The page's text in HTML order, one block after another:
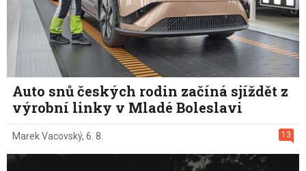
Auto snů českých rodin začíná sjíždět z
výrobní linky v Mladé Boleslavi
13
Marek Vacovský, 6. 8.